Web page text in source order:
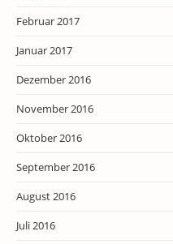
Februar 2017
Januar 2017
Dezember 2016
November 2016
Oktober 2016
September 2016
August 2016
Juli 2016